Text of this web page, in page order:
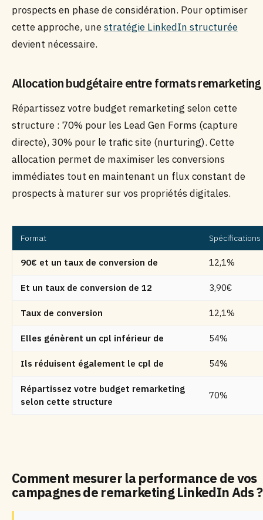
prospects en phase de considération. Pour optimiser
cette approche, unestratégie LinkedIn structurée
devient nécessaire.
Allocation budgétaire entre formats remarketing
Répartissez votre budget remarketing selon cette
structure : 70% pour les Lead Gen Forms (capture
directe), 30% pour le trafic site (nurturing). Cette
allocation permet de maximiser les conversions
immédiates tout en maintenant un flux constant de
prospects à maturer sur vos propriétés digitales.
Format Spécifications
90€ et un taux de conversion de 12,1%
Et un taux de conversion de 12 3,90€
Taux de conversion 12,1%
Elles génèrent un cpl inférieur de 54%
Ils réduisent également le cpl de 54%
Répartissez votre budget remarketing
selon cette structure
70%
Comment mesurer la performance de vos
campagnes de remarketing LinkedIn Ads ?